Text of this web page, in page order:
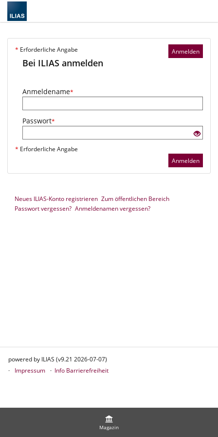
Magazin
Anmelden
* Erforderliche Angabe
Bei ILIAS anmelden
Anmeldename*
Passwort*
* Erforderliche Angabe
Anmelden
Neues ILIAS-Konto registrieren Zum öffentlichen Bereich
Passwort vergessen? Anmeldenamen vergessen?
powered by ILIAS (v9.21 2026-07-07)
Impressum
Info Barrierefreiheit